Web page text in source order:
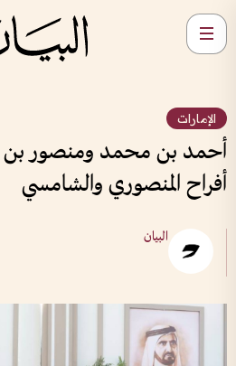
الإمارات
أحمد بن محمد ومنصور
أفراح المنصوري والشامسي
البيان